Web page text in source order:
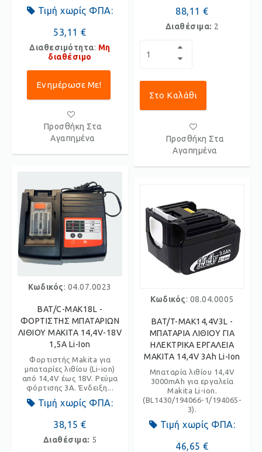
Τιμή χωρίς ΦΠΑ:
53,11 €
Διαθεσιμότητα: Μη
διαθέσιμο
Ενημέρωσε Με!
Προσθήκη Στα
Αγαπημένα
Κωδικός: 04.07.0023
BAT/C-MAK18L -
ΦΟΡΤΙΣΤΗΣ ΜΠΑΤΑΡΙΩΝ
ΛΙΘΙΟΥ MAKITA 14,4V-18V
1,5A Li-Ion
Φορτιστής Makita για
μπαταρίες λιθίου (Li-ion)
από 14,4V έως 18V. Ρεύμα
φόρτισης 3A. Ένδειξη...
Τιμή χωρίς ΦΠΑ:
38,15 €
Διαθέσιμα: 5
88,11 €
Διαθέσιμα: 2
Στο Καλάθι
Προσθήκη Στα
Αγαπημένα
Κωδικός: 08.04.0005
BAT/T-MAK14,4V3L -
ΜΠΑΤΑΡΙΑ ΛΙΘΙΟΥ ΓΙΑ
ΗΛΕΚΤΡΙΚΑ ΕΡΓΑΛΕΙΑ
MAKITA 14,4V 3Ah Li-Ion
Μπαταρία λιθίου 14,4V
3000mAh για εργαλεία
Makita Li-ion.
(BL1430/194066-1/194065-
3).
Τιμή χωρίς ΦΠΑ:
46,65 €